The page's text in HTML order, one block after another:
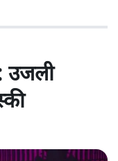
उजली